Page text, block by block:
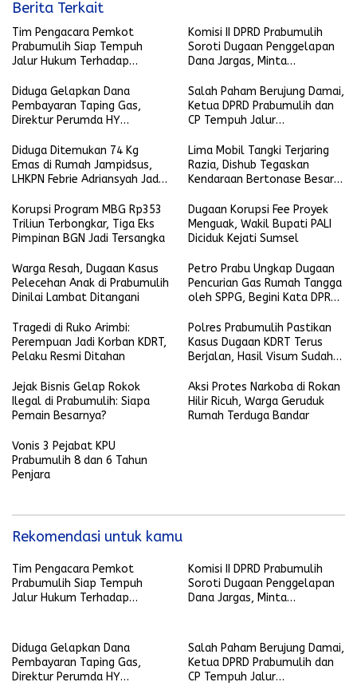
Berita Terkait
Tim Pengacara Pemkot
Prabumulih Siap Tempuh
Jalur Hukum Terhadap
Mencatut Nama Wali Kota
Komisi II DPRD Prabumulih
Soroti Dugaan Penggelapan
Dana Jargas, Minta
Prabu
Diduga Gelapkan Dana
Pembayaran Taping Gas,
Direktur Perumda HY
Salah Paham Berujung Damai,
Ketua DPRD Prabumulih dan
CP Tempuh Jalur
Diduga Ditemukan 74 Kg
Emas di Rumah Jampidsus,
LHKPN Febrie Adriansyah Jadi
Lima Mobil Tangki Terjaring
Razia, Dishub Tegaskan
Kendaraan Bertonase Besar
Kota
Korupsi Program MBG Rp353
Triliun Terbongkar, Tiga Eks
Pimpinan BGN Jadi Tersangka
Dugaan Korupsi Fee Proyek
Menguak, Wakil Bupati PALI
Diciduk Kejati Sumsel
Warga Resah, Dugaan Kasus
Pelecehan Anak di Prabumulih
Dinilai Lambat Ditangani
Petro Prabu Ungkap Dugaan
Pencurian Gas Rumah Tangga
oleh SPPG, Begini Kata DPRD
Tragedi di Ruko Arimbi:
Perempuan Jadi Korban KDRT,
Pelaku Resmi Ditahan
Polres Prabumulih Pastikan
Kasus Dugaan KDRT Terus
Berjalan, Hasil Visum Sudah
Jejak Bisnis Gelap Rokok
Ilegal di Prabumulih: Siapa
Pemain Besarnya?
Aksi Protes Narkoba di Rokan
Hilir Ricuh, Warga Geruduk
Rumah Terduga Bandar
Vonis 3 Pejabat KPU
Prabumulih 8 dan 6 Tahun
Penjara
Rekomendasi untuk kamu
Tim Pengacara Pemkot
Prabumulih Siap Tempuh
Jalur Hukum Terhadap
Komisi II DPRD Prabumulih
Soroti Dugaan Penggelapan
Dana Jargas, Minta
Diduga Gelapkan Dana
Pembayaran Taping Gas,
Direktur Perumda HY
Salah Paham Berujung Damai,
Ketua DPRD Prabumulih dan
CP Tempuh Jalur